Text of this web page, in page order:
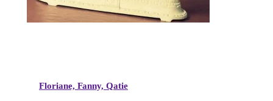
Floriane, Fanny, Qatie